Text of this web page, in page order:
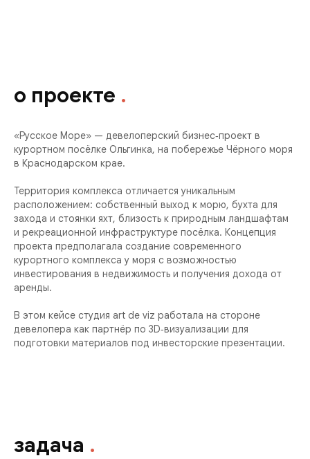
о проекте .
«Русское Море» — девелоперский бизнес‑проект в
курортном посёлке Ольгинка, на побережье Чёрного моря
в Краснодарском крае.
Территория комплекса отличается уникальным
расположением: собственный выход к морю, бухта для
захода и стоянки яхт, близость к природным ландшафтам
и рекреационной инфраструктуре посёлка. Концепция
проекта предполагала создание современного
курортного комплекса у моря с возможностью
инвестирования в недвижимость и получения дохода от
аренды.
В этом кейсе студия art de viz работала на стороне
девелопера как партнёр по 3D‑визуализации для
подготовки материалов под инвесторские презентации.
задача .